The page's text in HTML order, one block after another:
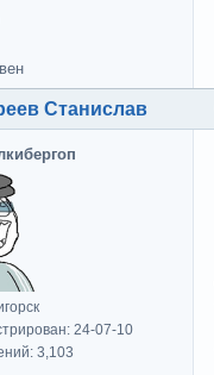
Станислав
24-07-10
3,103